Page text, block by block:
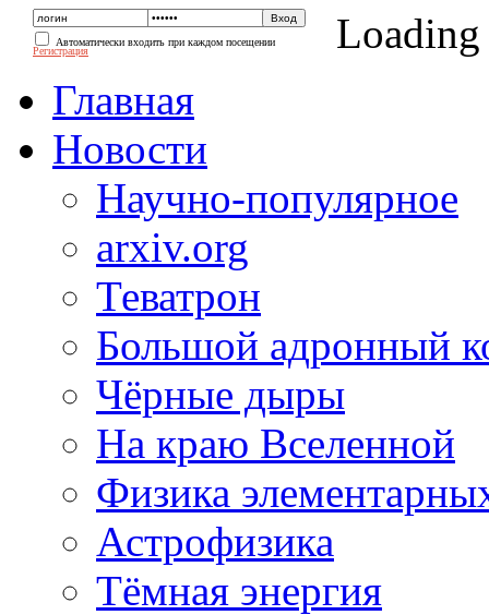
Автоматически входить при каждом посещении
Регистрация
Loading
Главная
Новости
Научно-популярное
arxiv.org
Теватрон
Большой адронный
Чёрные дыры
На краю Вселенной
Физика
Астрофизика
Тёмная энергия